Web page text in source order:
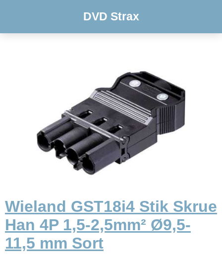
DVD Strax
Wieland GST18i4 Stik Skrue
Han 4P 1,5-2,5mm² Ø9,5-
11,5 mm Sort